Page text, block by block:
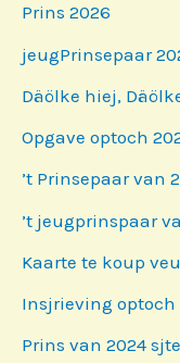
Prins 2026
jeugPrinsepaar
Däölke hiej,
Opgave optoch
’t Prinsepaar van
’t jeugprinspaar
Kaarte te koup
Insjrieving optoch
Prins van 2024